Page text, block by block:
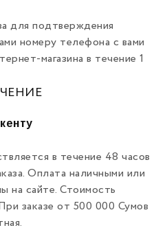
для подтверждения
номеру телефона с вами
магазина в течение 1
в течение 48 часов
Оплата наличными или
на сайте. Стоимость
заказе от 500 000 Сумов